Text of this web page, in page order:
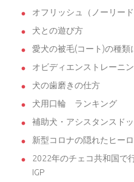
オフリッシュ（ノーリー
犬との遊び方
愛犬の被毛(コート)の種類
オビディエンストレーニ
犬の歯磨きの仕方
犬用口輪 ランキング
補助犬・アシスタンスド
新型コロナの隠れたヒー
2022年のチェコ共和国で
IGP